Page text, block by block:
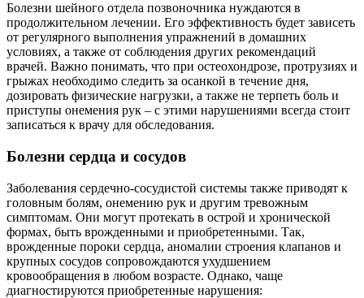
Болезни шейного отдела позвоночника нуждаются в
продолжительном лечении. Его эффективность будет зависеть
от регулярного выполнения упражнений в домашних
условиях, а также от соблюдения других рекомендаций
врачей. Важно понимать, что при остеохондрозе, протрузиях и
грыжах необходимо следить за осанкой в течение дня,
дозировать физические нагрузки, а также не терпеть боль и
приступы онемения рук – с этими нарушениями всегда стоит
записаться к врачу для обследования.
Болезни сердца и сосудов
Заболевания сердечно-сосудистой системы также приводят к
головным болям, онемению рук и другим тревожным
симптомам. Они могут протекать в острой и хронической
формах, быть врожденными и приобретенными. Так,
врожденные пороки сердца, аномалии строения клапанов и
крупных сосудов сопровождаются ухудшением
кровообращения в любом возрасте. Однако, чаще
диагностируются приобретенные нарушения: